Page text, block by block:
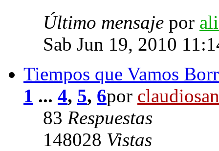
Último mensaje por
Sab Jun 19, 2010
Tiempos que Vamos
1 ... 4, 5, 6por claudiosan
83 Respuestas
148028 Vistas